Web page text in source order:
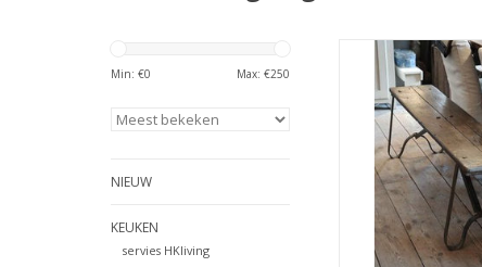
Min: €0 Max: €250
NIEUW
KEUKEN
servies HKliving
Superstoer deze
ijzeren onderstel.
komt uit India een
heel leven
TOEVOEGEN AAN